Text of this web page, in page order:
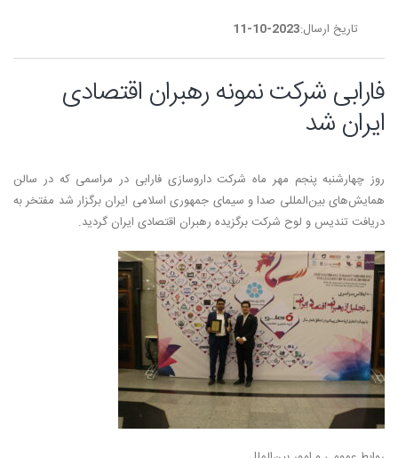
تاریخ ارسال:2023-10-11
فارابی شرکت نمونه رهبران اقتصادی
ایران شد
روز چهارشنبه پنجم مهر ماه شرکت داروسازی فارابی در مراسمی که در سالن
همایش‌های بین‌المللی صدا و سیمای جمهوری اسلامی ایران برگزار شد مفتخر به
دریافت تندیس و لوح شرکت برگزیده رهبران اقتصادی ایران گردید.